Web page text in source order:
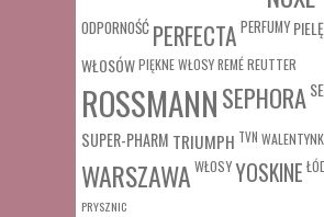
ODPORNOŚĆ PERFECTA PERFUMY
WŁOSÓWPIĘKNE WŁOSYREMÉREUTTER
ROSSMANNSEPHORA
SUPER-PHARM TRIUMPH TVN
WARSZAWA WŁOSYYOSKINE
PRYSZNIC